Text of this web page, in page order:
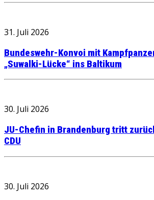
31. Juli 2026
Bundeswehr-Konvoi mit
„Suwalki-Lücke“ ins Baltikum
30. Juli 2026
JU-Chefin in Brandenburg tritt
CDU
30. Juli 2026